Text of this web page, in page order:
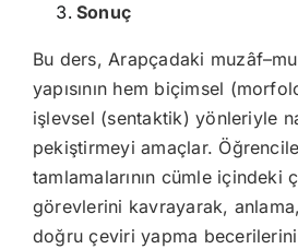
Sonuç
Bu ders, Arapçadaki
yapısının hem biçimsel
işlevsel (sentaktik) yönleriyle
pekiştirmeyi amaçlar.
tamlamalarının cümle içindeki
görevlerini kavrayarak,
doğru çeviri yapma